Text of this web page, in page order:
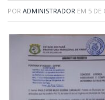
POR ADMINISTRADOR EM 5 DE